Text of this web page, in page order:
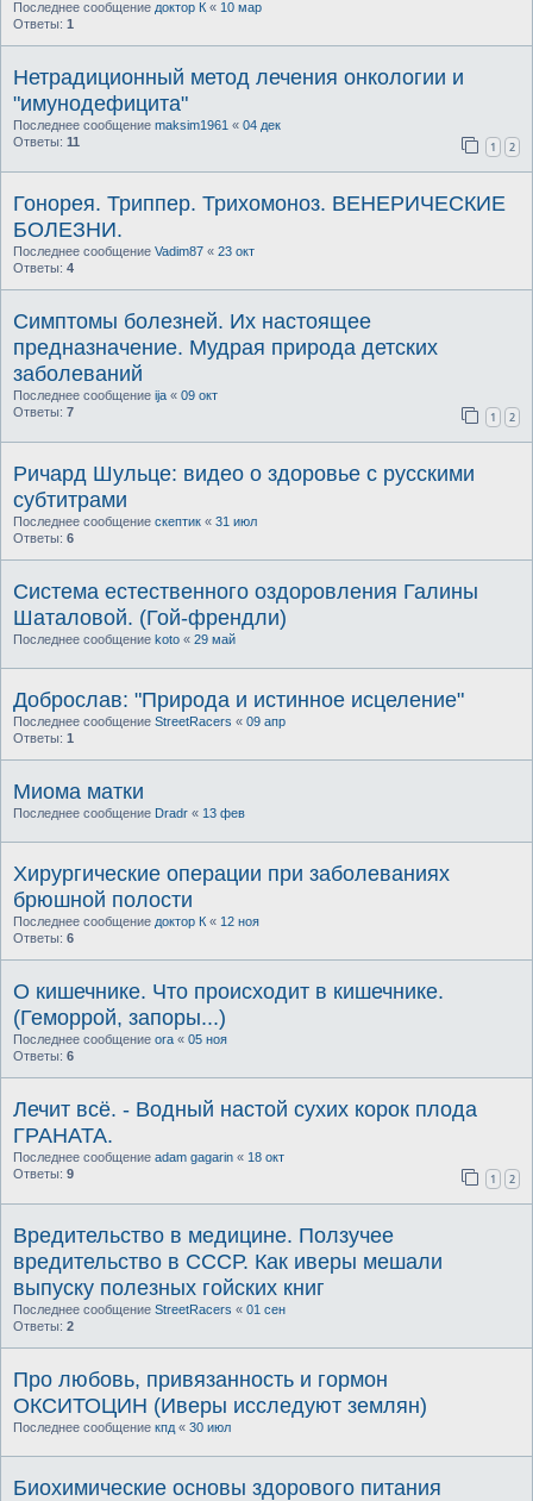
Последнее сообщение доктор К « 10 мар
Ответы: 1
Нетрадиционный метод лечения онкологии и
"имунодефицита"
Последнее сообщение maksim1961 « 04 дек
Ответы: 11 1 2
Гонорея. Триппер. Трихомоноз. ВЕНЕРИЧЕСКИЕ
БОЛЕЗНИ.
Последнее сообщение Vadim87 « 23 окт
Ответы: 4
Симптомы болезней. Их настоящее
предназначение. Мудрая природа детских
заболеваний
Последнее сообщение ija « 09 окт
Ответы: 7 1 2
Ричард Шульце: видео о здоровье с русскими
субтитрами
Последнее сообщение скептик « 31 июл
Ответы: 6
Система естественного оздоровления Галины
Шаталовой. (Гой-френдли)
Последнее сообщение koto « 29 май
Доброслав: "Природа и истинное исцеление"
Последнее сообщение StreetRacers « 09 апр
Ответы: 1
Миома матки
Последнее сообщение Dradr « 13 фев
Хирургические операции при заболеваниях
брюшной полости
Последнее сообщение доктор К « 12 ноя
Ответы: 6
О кишечнике. Что происходит в кишечнике.
(Геморрой, запоры...)
Последнее сообщение ora « 05 ноя
Ответы: 6
Лечит всё. - Водный настой сухих корок плода
ГРАНАТА.
Последнее сообщение adam gagarin « 18 окт
Ответы: 9 1 2
Вредительство в медицине. Ползучее
вредительство в СССР. Как иверы мешали
выпуску полезных гойских книг
Последнее сообщение StreetRacers « 01 сен
Ответы: 2
Про любовь, привязанность и гормон
ОКСИТОЦИН (Иверы исследуют землян)
Последнее сообщение кпд « 30 июл
Биохимические основы здорового питания